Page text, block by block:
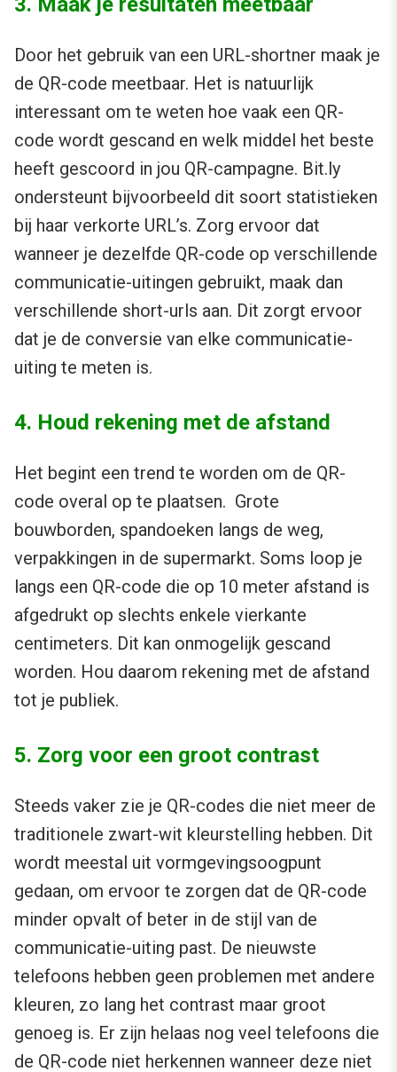
Door het gebruik van een URL-shortner maak je
de QR-code meetbaar. Het is natuurlijk
interessant om te weten hoe vaak een QR-
code wordt gescand en welk middel het beste
heeft gescoord in jou QR-campagne. Bit.ly
ondersteunt bijvoorbeeld dit soort statistieken
bij haar verkorte URL’s. Zorg ervoor dat
wanneer je dezelfde QR-code op verschillende
communicatie-uitingen gebruikt, maak dan
verschillende short-urls aan. Dit zorgt ervoor
dat je de conversie van elke communicatie-
uiting te meten is.
4. Houd rekening met de afstand
Het begint een trend te worden om de QR-
code overal op te plaatsen. Grote
bouwborden, spandoeken langs de weg,
verpakkingen in de supermarkt. Soms loop je
langs een QR-code die op 10 meter afstand is
afgedrukt op slechts enkele vierkante
centimeters. Dit kan onmogelijk gescand
worden. Hou daarom rekening met de afstand
tot je publiek.
5. Zorg voor een groot contrast
Steeds vaker zie je QR-codes die niet meer de
traditionele zwart-wit kleurstelling hebben. Dit
wordt meestal uit vormgevingsoogpunt
gedaan, om ervoor te zorgen dat de QR-code
minder opvalt of beter in de stijl van de
communicatie-uiting past. De nieuwste
telefoons hebben geen problemen met andere
kleuren, zo lang het contrast maar groot
genoeg is. Er zijn helaas nog veel telefoons die
de QR-code niet herkennen wanneer deze niet